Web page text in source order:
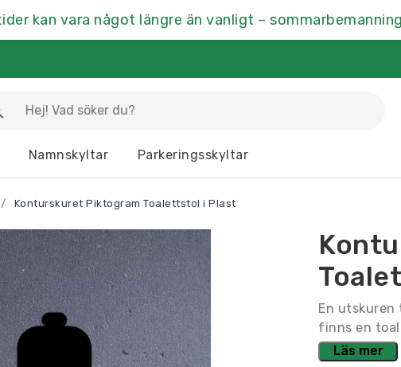
kan vara något längre än vanligt –
Kontrastmarkering
Ramar & Skyltskåp
Namnskyltar Parkeringsskyltar
/ Konturskuret Piktogram Toalettstol i Plast
En
finns en
Läs mer